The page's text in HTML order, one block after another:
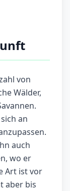
von
Wälder,
an
auch
wo er
Art ist vor
aber bis